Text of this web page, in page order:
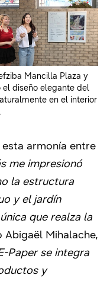
Mancilla Plaza y
diseño elegante del
en el interior
armonía entre
me impresionó
la estructura
y el jardín
que realza la
Abigaël Mihalache,
Paper se integra
y